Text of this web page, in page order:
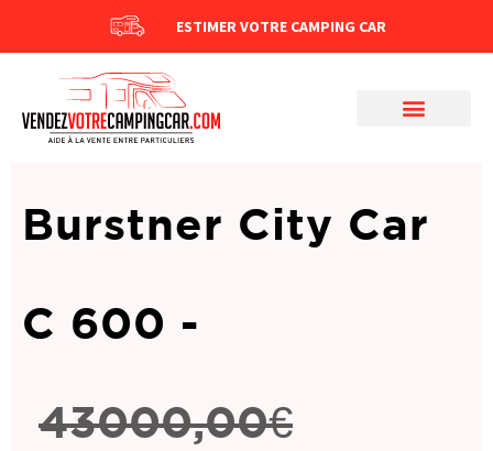
ESTIMER VOTRE CAMPING CAR
Burstner City Car
C 600 -
43000,00€